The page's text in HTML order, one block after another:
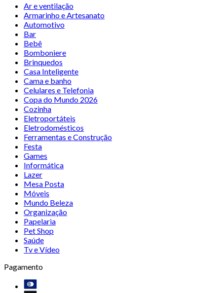
Ar e ventilação
Armarinho e Artesanato
Automotivo
Bar
Bebê
Bomboniere
Brinquedos
Casa Inteligente
Cama e banho
Celulares e Telefonia
Copa do Mundo 2026
Cozinha
Eletroportáteis
Eletrodomésticos
Ferramentas e Construção
Festa
Games
Informática
Lazer
Mesa Posta
Móveis
Mundo Beleza
Organização
Papelaria
Pet Shop
Saúde
Tv e Vídeo
Pagamento